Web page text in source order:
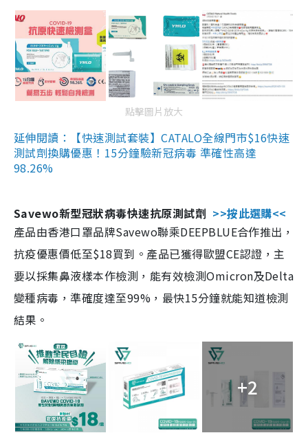
點擊圖片放大
延伸閱讀：【快速測試套裝】CATALO全線門市$16快速
測試劑換購優惠！15分鐘驗新冠病毒 準確性高達
98.26%
Savewo新型冠狀病毒快速抗原測試劑 >>按此選購<<
產品由香港口罩品牌Savewo聯乘DEEPBLUE合作推出，
抗疫優惠價低至$18買到。產品已獲得歐盟CE認證，主
要以採集鼻液樣本作檢測，能有效檢測Omicron及Delta
變種病毒，準確度達至99%，最快15分鐘就能知道檢測
結果。
+2